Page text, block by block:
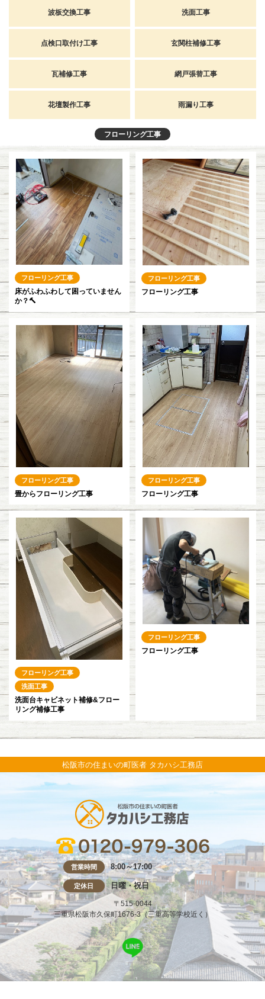
波板交換工事 洗面工事
点検口取付け工事 玄関柱補修工事
瓦補修工事 網戸張替工事
花壇製作工事 雨漏り工事
フローリング工事
フローリング工事
床がふわふわして困っていません
か？🔨
フローリング工事
フローリング工事
フローリング工事
畳からフローリング工事
フローリング工事
フローリング工事
フローリング工事
洗面工事
洗面台キャビネット補修&フロー
リング補修工事
フローリング工事
フローリング工事
松阪市の住まいの町医者 タカハシ工務店
営業時間 8:00～17:00
定休日 日曜・祝日
〒515-0044
三重県松阪市久保町1676-3（三重高等学校近く）